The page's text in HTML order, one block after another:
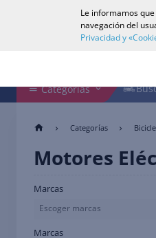
Categorías
Categorías
Motores
Marcas
Escoger marcas
Marcas
Le informamos
navegación del
Privacidad y